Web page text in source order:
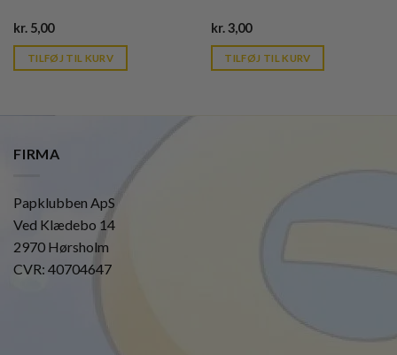
kr. 5,00Current
is:
kr. 39,95.
TILFØJ TIL KURV
kr.3,00Current
is:
kr. 39,95.
TILFØJ TIL KURV
FIRMA
Papklubben ApS
Ved Klædebo 14
2970 Hørsholm
CVR: 40704647